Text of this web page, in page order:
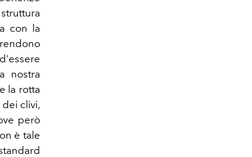
con la
nostra
la rotta
clivi,
però
è tale